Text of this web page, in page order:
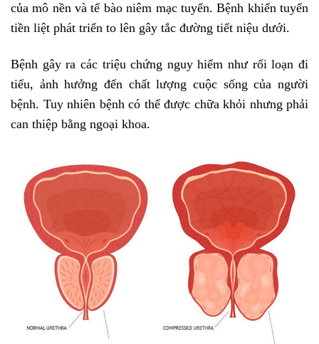
của mô nền và tế bào niêm mạc tuyến. Bệnh khiến tuyến
tiền liệt phát triển to lên gây tắc đường tiết niệu dưới.
Bệnh gây ra các triệu chứng nguy hiểm như rối loạn đi
tiểu, ảnh hưởng đến chất lượng cuộc sống của người
bệnh. Tuy nhiên bệnh có thể được chữa khỏi nhưng phải
can thiệp bằng ngoại khoa.